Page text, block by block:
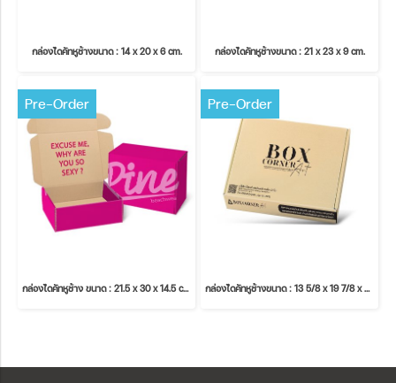
กล่องไดคัทหูช้างขนาด : 14 x 20 x 6 cm. กล่องไดคัทหูช้างขนาด : 21 x 23 x 9 cm.
Pre-Order
กล่องไดคัทหูช้าง ขนาด : 21.5 x 30 x 14.5 cm.
Pre-Order
กล่องไดคัทหูช้างขนาด : 13 5/8 x 19 7/8 x 2 1/4 inches.